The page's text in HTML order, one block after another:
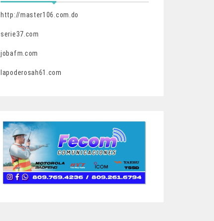
http://master106.com.do
serie37.com
jobafm.com
lapoderosah61.com